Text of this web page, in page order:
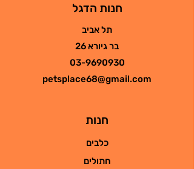
חנות הדגל
תל אביב
בר גיורא 26
03-9690930
petsplace68@gmail.com
חנות
כלבים
חתולים